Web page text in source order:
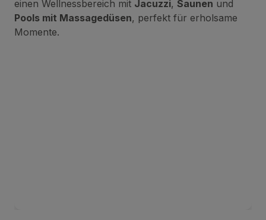
einen Wellnessbereich mit Jacuzzi, Saunen und
Pools mit Massagedüsen, perfekt für erholsame
Momente.